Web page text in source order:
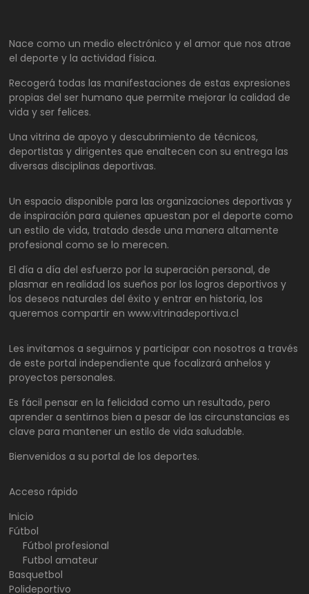
Nace como un medio electrónico y el amor que nos atrae
el deporte y la actividad física.
Recogerá todas las manifestaciones de estas expresiones
propias del ser humano que permite mejorar la calidad de
vida y ser felices.
Una vitrina de apoyo y descubrimiento de técnicos,
deportistas y dirigentes que enaltecen con su entrega las
diversas disciplinas deportivas.
Un espacio disponible para las organizaciones deportivas y
de inspiración para quienes apuestan por el deporte como
un estilo de vida, tratado desde una manera altamente
profesional como se lo merecen.
El día a día del esfuerzo por la superación personal, de
plasmar en realidad los sueños por los logros deportivos y
los deseos naturales del éxito y entrar en historia, los
queremos compartir en www.vitrinadeportiva.cl
Les invitamos a seguirnos y participar con nosotros a través
de este portal independiente que focalizará anhelos y
proyectos personales.
Es fácil pensar en la felicidad como un resultado, pero
aprender a sentirnos bien a pesar de las circunstancias es
clave para mantener un estilo de vida saludable.
Bienvenidos a su portal de los deportes.
Acceso rápido
Inicio
Fútbol
Fútbol profesional
Futbol amateur
Basquetbol
Polideportivo